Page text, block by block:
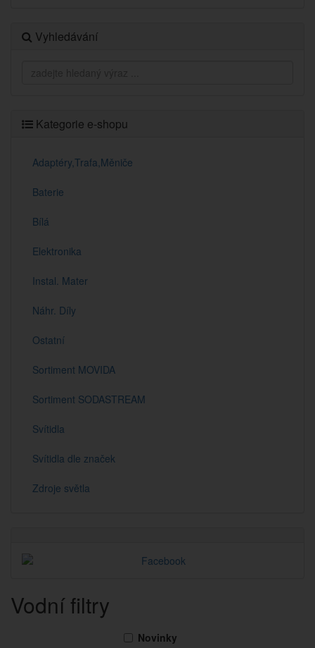
Vyhledávání
Kategorie e-shopu
Adaptéry,Trafa,Měniče
Baterie
Bílá
Elektronika
Instal. Mater
Náhr. Díly
Ostatní
Sortiment MOVIDA
Sortiment SODASTREAM
Svítidla
Svítidla dle značek
Zdroje světla
Vodní filtry
Novinky